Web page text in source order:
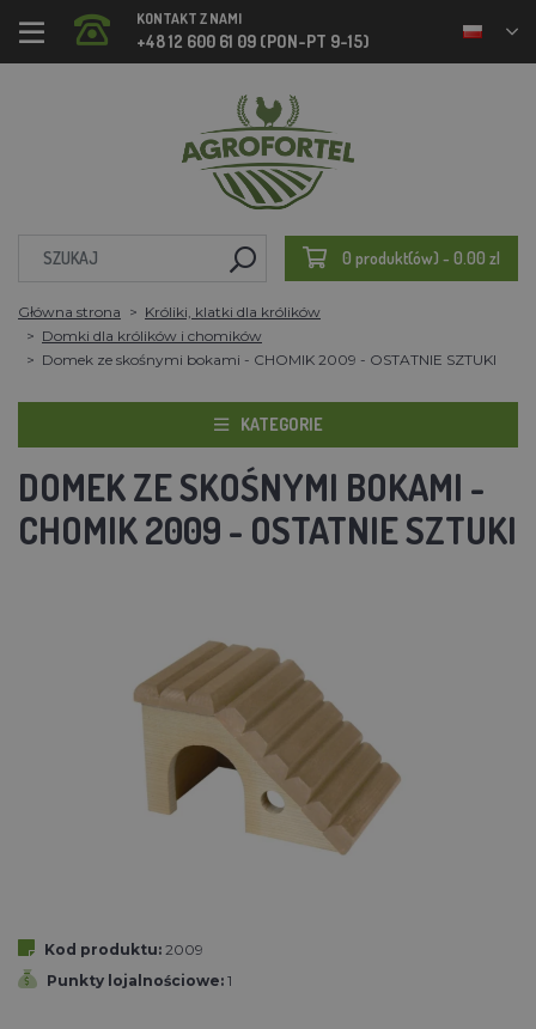
KONTAKT Z NAMI
+48 12 600 61 09 (PON-PT 9-15)
0 produkt(ów) - 0.00 zl
Główna strona
Króliki, klatki dla królików
Domki dla królików i chomików
Domek ze skośnymi bokami - CHOMIK 2009 - OSTATNIE SZTUKI
KATEGORIE
DOMEK ZE SKOŚNYMI BOKAMI -
CHOMIK 2009 - OSTATNIE SZTUKI
Kod produktu: 2009
Punkty lojalnościowe: 1